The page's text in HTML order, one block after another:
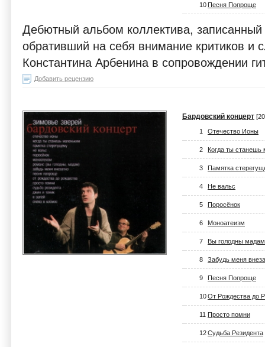
10Песня Попроще
Дебютный альбом коллектива, записанный
обративший на себя внимание критиков и
Константина Арбенина в сопровождении
Добавить рецензию
Бардовский концерт
1 Отечество Ионы
2 Когда ты станешь
3 Памятка
4 Не вальс
5 Поросёнок
6 Моноатеизм
7 Вы голодны
8 Забудь меня
9 Песня Попроще
10От Рождества до
11 Просто помни
12Судьба Резидента